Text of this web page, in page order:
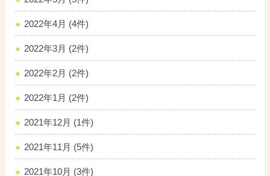
2022年4月 (4件)
2022年3月 (2件)
2022年2月 (2件)
2022年1月 (2件)
2021年12月 (1件)
2021年11月 (5件)
2021年10月 (3件)